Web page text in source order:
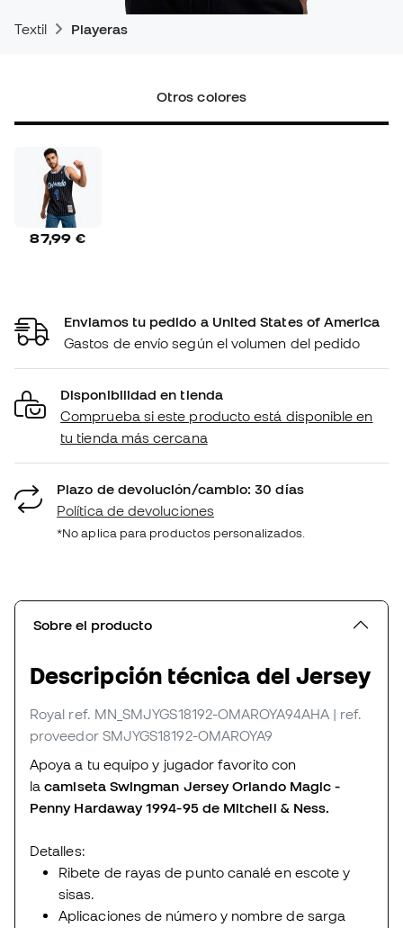
Textil Playeras
Otros colores
87,99 €
Enviamos tu pedido a United States of America
Gastos de envío según el volumen del pedido
Disponibilidad en tienda
Comprueba si este producto está disponible en
tu tienda más cercana
Plazo de devolución/cambio: 30 días
Política de devoluciones
*No aplica para productos personalizados.
Sobre el producto
Descripción técnica del Jersey
Royal ref. MN_SMJYGS18192-OMAROYA94AHA | ref.
proveedor SMJYGS18192-OMAROYA9
Apoya a tu equipo y jugador favorito con
lacamiseta Swingman Jersey Orlando Magic -
Penny Hardaway 1994-95 de Mitchell & Ness.
Detalles:
Ribete de rayas de punto canalé en escote y
sisas.
Aplicaciones de número y nombre de sarga